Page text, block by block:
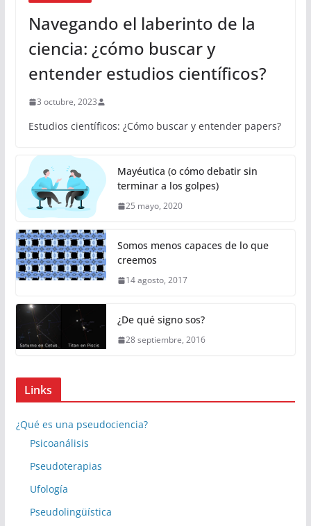
Navegando el laberinto de la
ciencia: ¿cómo buscar y
entender estudios científicos?
3 octubre, 2023
Estudios científicos: ¿Cómo buscar y entender papers?
Mayéutica (o cómo debatir sin
terminar a los golpes)
25 mayo, 2020
Somos menos capaces de lo que
creemos
14 agosto, 2017
¿De qué signo sos?
28 septiembre, 2016
Links
¿Qué es una pseudociencia?
Psicoanálisis
Pseudoterapias
Ufología
Pseudolingüística